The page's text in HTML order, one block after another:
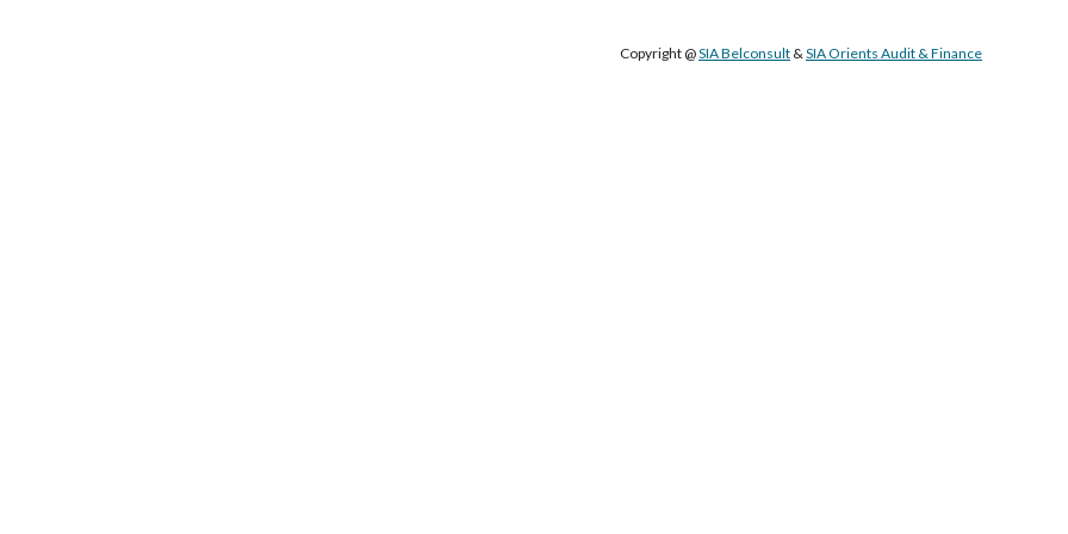
Copyright @ SIA Belconsult & SIA Orients Audit & Finance